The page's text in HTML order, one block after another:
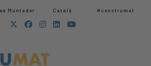
Muntador​ Català #construmat